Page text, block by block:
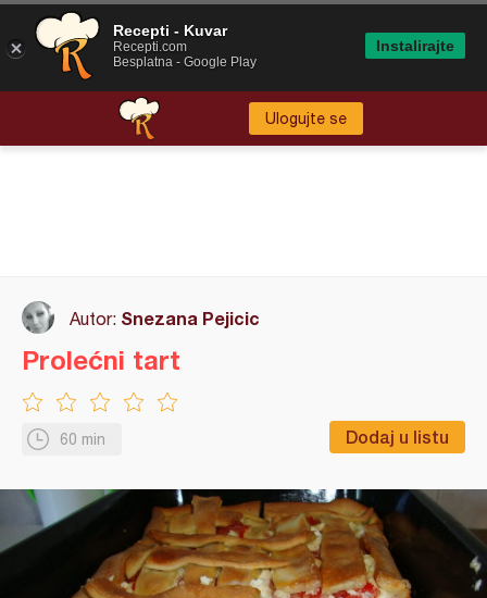
Ulogujte se
Autor: Snezana Pejicic
60 min Dodaj u listu
Prolećni tart
Recepti - Kuvar
Recepti.com
Besplatna - Google Play
Instalirajte